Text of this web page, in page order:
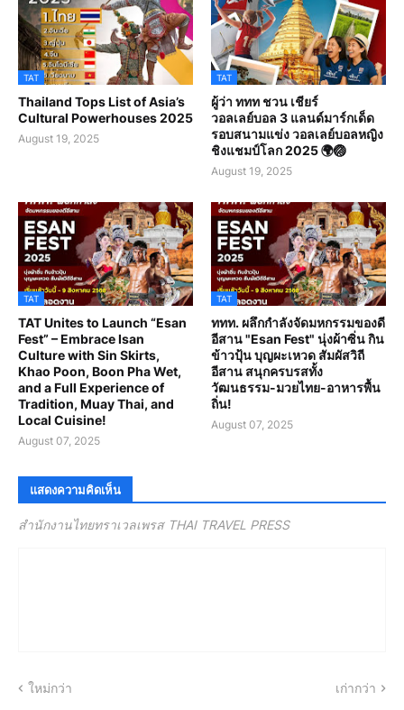
TAT
Thailand Tops List of Asia’s
Cultural Powerhouses 2025
August 19, 2025
TAT
ผู้ว่า ททท ชวน เชียร์
วอลเลย์บอล 3 แลนด์มาร์กเด็ด
รอบสนามแข่ง วอลเลย์บอลหญิง
ชิงแชมป์โลก 2025 🌍🏐
August 19, 2025
TAT
TAT Unites to Launch “Esan
Fest” – Embrace Isan
Culture with Sin Skirts,
Khao Poon, Boon Pha Wet,
and a Full Experience of
Tradition, Muay Thai, and
Local Cuisine!
August 07, 2025
TAT
ททท. ผลึกกำลังจัดมหกรรมของดี
อีสาน "Esan Fest" นุ่งผ้าซิ่น กิน
ข้าวปุ้น บุญผะเหวด สัมผัสวิถี
อีสาน สนุกครบรสทั้ง
วัฒนธรรม-มวยไทย-อาหารพื้น
ถิ่น!
August 07, 2025
แสดงความคิดเห็น
สำนักงานไทยทราเวลเพรส THAI TRAVEL PRESS
ใหม่กว่า เก่ากว่า